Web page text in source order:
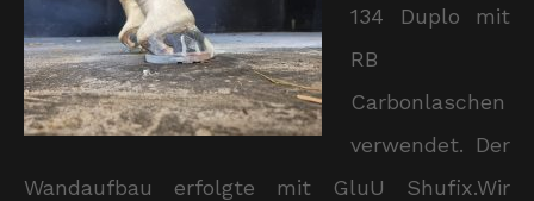
134 Duplo mit
RB
Carbonlaschen
verwendet. Der
Wandaufbau erfolgte mit GluU Shufix.Wir